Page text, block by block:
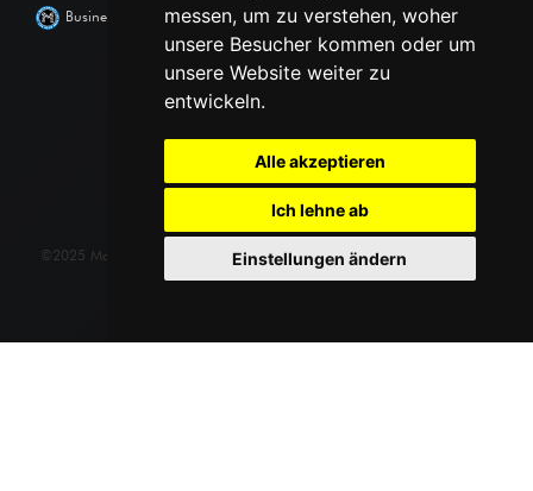
messen, um zu verstehen, woher
unsere Besucher kommen oder um
unsere Website weiter zu
entwickeln.
Alle akzeptieren
Ich lehne ab
Einstellungen ändern
Business
©2025 Mattentat® eine Marke der SPIRITFAKTUR GmbH